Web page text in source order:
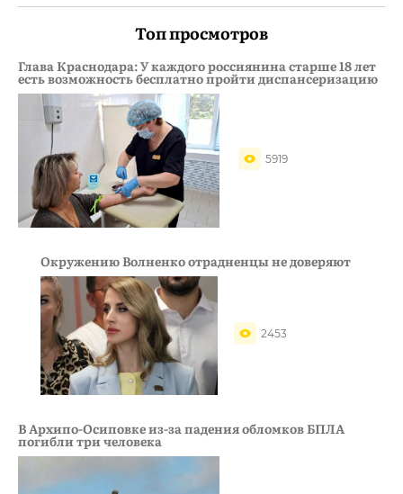
Топ просмотров
Глава Краснодара: У каждого россиянина старше 18 лет
есть возможность бесплатно пройти диспансеризацию
5919
Окружению Волненко отрадненцы не доверяют
2453
В Архипо-Осиповке из-за падения обломков БПЛА
погибли три человека